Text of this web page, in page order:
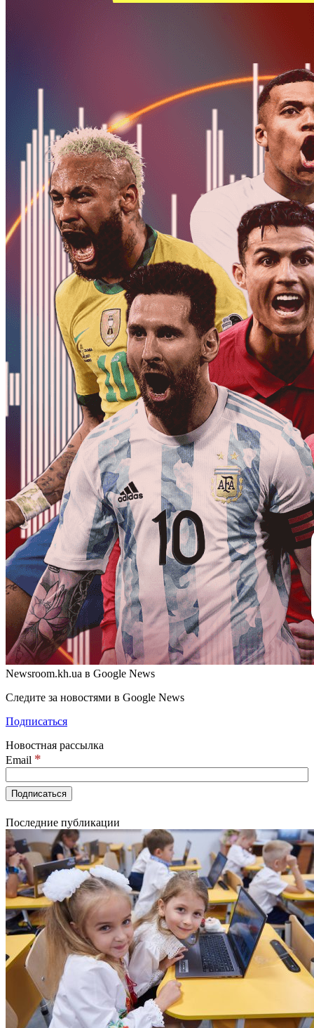
Newsroom.kh.ua в Google News
Следите за новостями в Google News
Подписаться
Новостная рассылка
Email *
Последние публикации